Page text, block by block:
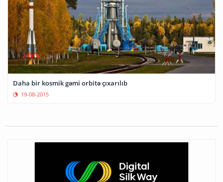
Daha bir kosmik gəmi orbitə çıxarılıb
19-08-2015